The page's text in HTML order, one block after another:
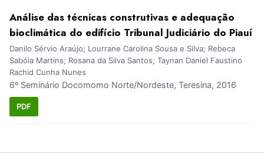
Análise das técnicas construtivas e adequação
bioclimática do edifício Tribunal Judiciário do Piauí
Danilo Sérvio Araújo; Lourrane Carolina Sousa e Silva; Rebeca
Sabóia Martins; Rosana da Silva Santos; Taynan Daniel Faustino
Rachid Cunha Nunes
6º Seminário Docomomo Norte/Nordeste, Teresina, 2016
PDF